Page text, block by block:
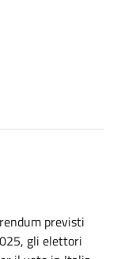
previsti
gli elettori